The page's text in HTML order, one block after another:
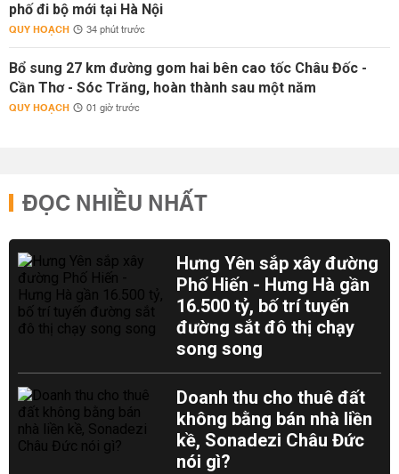
phố đi bộ mới tại Hà Nội
QUY HOẠCH 34 phút trước
Bổ sung 27 km đường gom hai bên cao tốc Châu Đốc -
Cần Thơ - Sóc Trăng, hoàn thành sau một năm
QUY HOẠCH 01 giờ trước
ĐỌC NHIỀU NHẤT
Hưng Yên sắp xây đường
Phố Hiến - Hưng Hà gần
16.500 tỷ, bố trí tuyến
đường sắt đô thị chạy
song song
Doanh thu cho thuê đất
không bằng bán nhà liền
kề, Sonadezi Châu Đức
nói gì?